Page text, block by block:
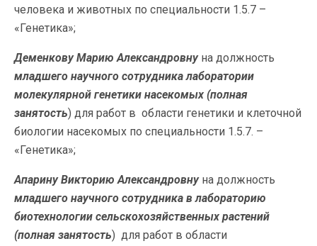
человека и животных по специальности 1.5.7 –
«Генетика»;
Деменкову Марию Александровнуна должность
младшего научного сотрудника лаборатории
молекулярной генетики насекомых (полная
занятость) для работ в области генетики и клеточной
биологии насекомых по специальности 1.5.7. –
«Генетика»;
Апарину Викторию Александровнуна должность
младшего научного сотрудника в лабораторию
биотехнологии сельскохозяйственных растений
(полная занятость) для работ в области